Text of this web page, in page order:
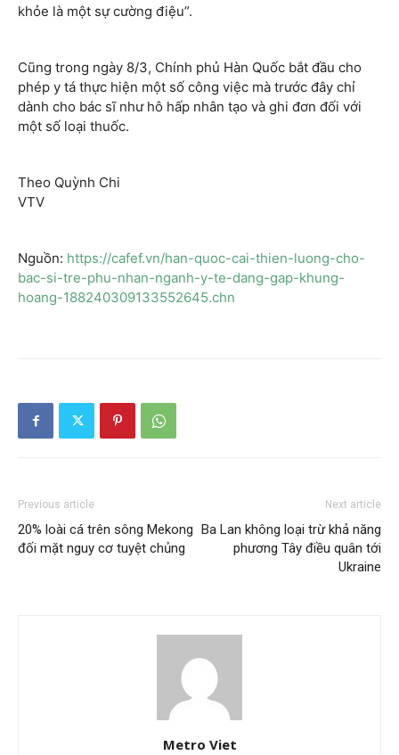
khỏe là một sự cường điệu”.
Cũng trong ngày 8/3, Chính phủ Hàn Quốc bắt đầu cho
phép y tá thực hiện một số công việc mà trước đây chỉ
dành cho bác sĩ như hô hấp nhân tạo và ghi đơn đối với
một số loại thuốc.
Theo Quỳnh Chi
VTV
Nguồn: https://cafef.vn/han-quoc-cai-thien-luong-cho-
bac-si-tre-phu-nhan-nganh-y-te-dang-gap-khung-
hoang-188240309133552645.chn
Previous article
20% loài cá trên sông Mekong
đối mặt nguy cơ tuyệt chủng
Next article
Ba Lan không loại trừ khả năng
phương Tây điều quân tới
Ukraine
Metro Viet